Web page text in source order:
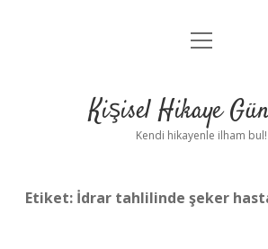
Anasayfa
Yasal Uyarı
menüyü
Kişisel Hikaye
Kendi hikayenle ilham bul!
Etiket: İdrar tahlilinde şeker